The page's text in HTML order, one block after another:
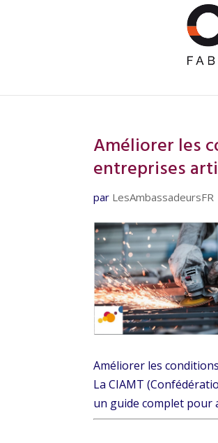
Améliorer les
entreprises
par LesAmbassadeursFR
Améliorer les
La CIAMT
un guide complet pour